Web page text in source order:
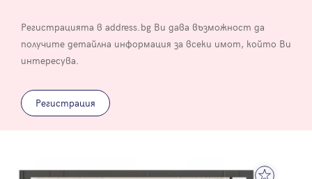
Регистрацията в address.bg Ви дава възможност да
получите детайлна информация за всеки имот, който Ви
интересува.
Регистрация